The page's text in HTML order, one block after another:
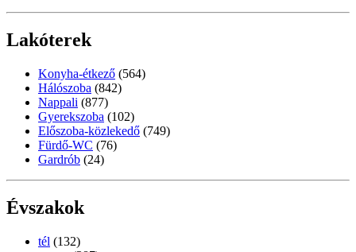
Lakóterek
Konyha-étkező (564)
Hálószoba (842)
Nappali (877)
Gyerekszoba (102)
Előszoba-közlekedő (749)
Fürdő-WC (76)
Gardrób (24)
Évszakok
tél (132)